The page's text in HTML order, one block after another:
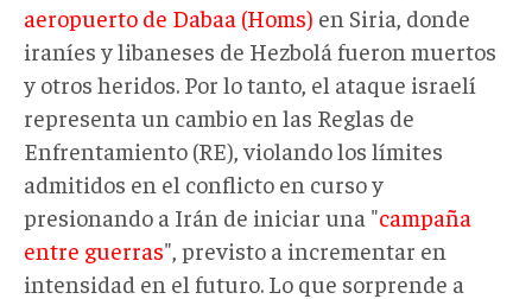
aeropuerto de Dabaa (Homs) en Siria, donde
iraníes y libaneses de Hezbolá fueron muertos
y otros heridos. Por lo tanto, el ataque israelí
representa un cambio en las Reglas de
Enfrentamiento (RE), violando los límites
admitidos en el conflicto en curso y
presionando a Irán de iniciar una "campaña
entre guerras", previsto a incrementar en
intensidad en el futuro. Lo que sorprende a